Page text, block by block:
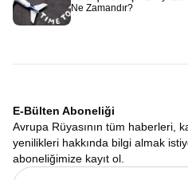
Ne Zamandır?
E-Bülten Aboneliği
Avrupa Rüyasının tüm haberleri,
yenilikleri hakkında bilgi almak
aboneliğimize kayıt ol.